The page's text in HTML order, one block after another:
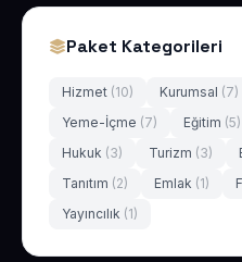
Paket Kategorileri
Hizmet (10) Kurumsal (7)
Yeme-İçme (7) Eğitim (5)
Hukuk (3) Turizm (3)
Tanıtım (2) Emlak (1)
Yayıncılık (1)